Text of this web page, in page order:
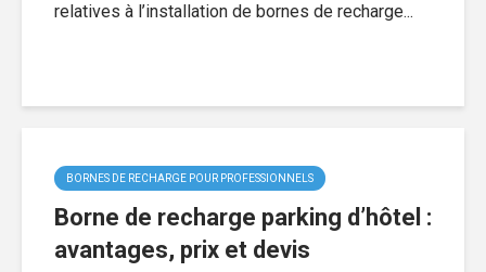
relatives à l’installation de bornes de recharge...
BORNES DE RECHARGE POUR PROFESSIONNELS
Borne de recharge parking d’hôtel :
avantages, prix et devis